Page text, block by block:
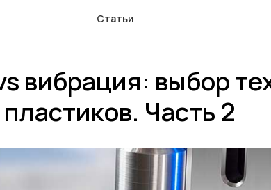
Статьи
вибрация: выбор
Часть 2